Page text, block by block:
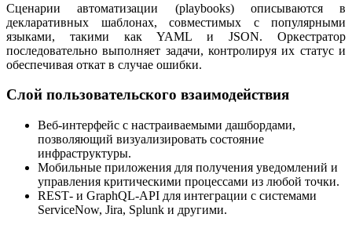
Сценарии автоматизации (playbooks) описываются в
декларативных шаблонах, совместимых с популярными
языками, такими как YAML и JSON. Оркестратор
последовательно выполняет задачи, контролируя их статус и
обеспечивая откат в случае ошибки.
Слой пользовательского взаимодействия
Веб‑интерфейс с настраиваемыми дашбордами,
позволяющий визуализировать состояние
инфраструктуры.
Мобильные приложения для получения уведомлений и
управления критическими процессами из любой точки.
REST‑ и GraphQL‑API для интеграции с системами
ServiceNow, Jira, Splunk и другими.